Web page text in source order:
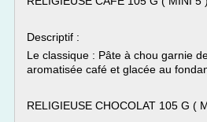
Descriptif :
Le classique : Pâte à chou garnie
aromatisée café et glacée au
RELIGIEUSE CHOCOLAT 105 G (